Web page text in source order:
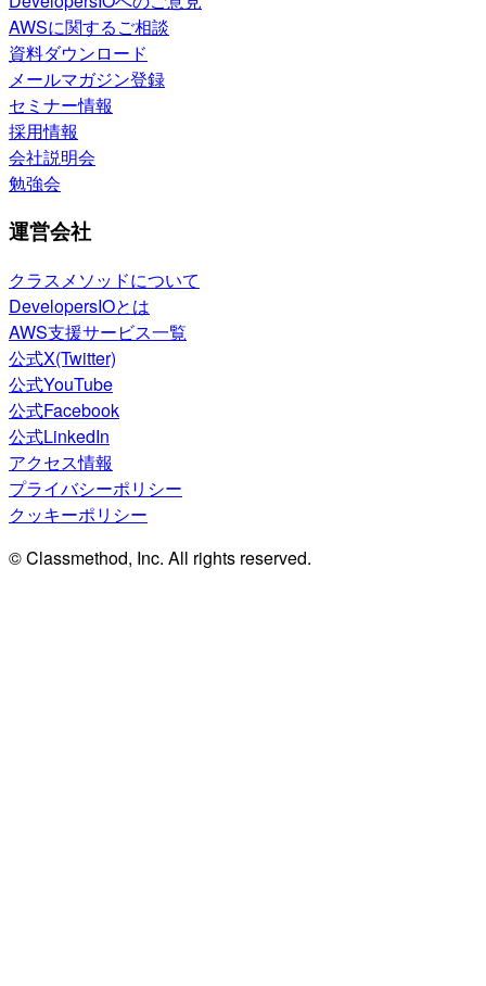
AWSに関するご相談
資料ダウンロード
メールマガジン登録
セミナー情報
採用情報
会社説明会
勉強会
運営会社
クラスメソッドについて
DevelopersIOとは
AWS支援サービス一覧
公式X(Twitter)
公式YouTube
公式Facebook
公式LinkedIn
アクセス情報
プライバシーポリシー
クッキーポリシー
© Classmethod, Inc. All rights reserved.